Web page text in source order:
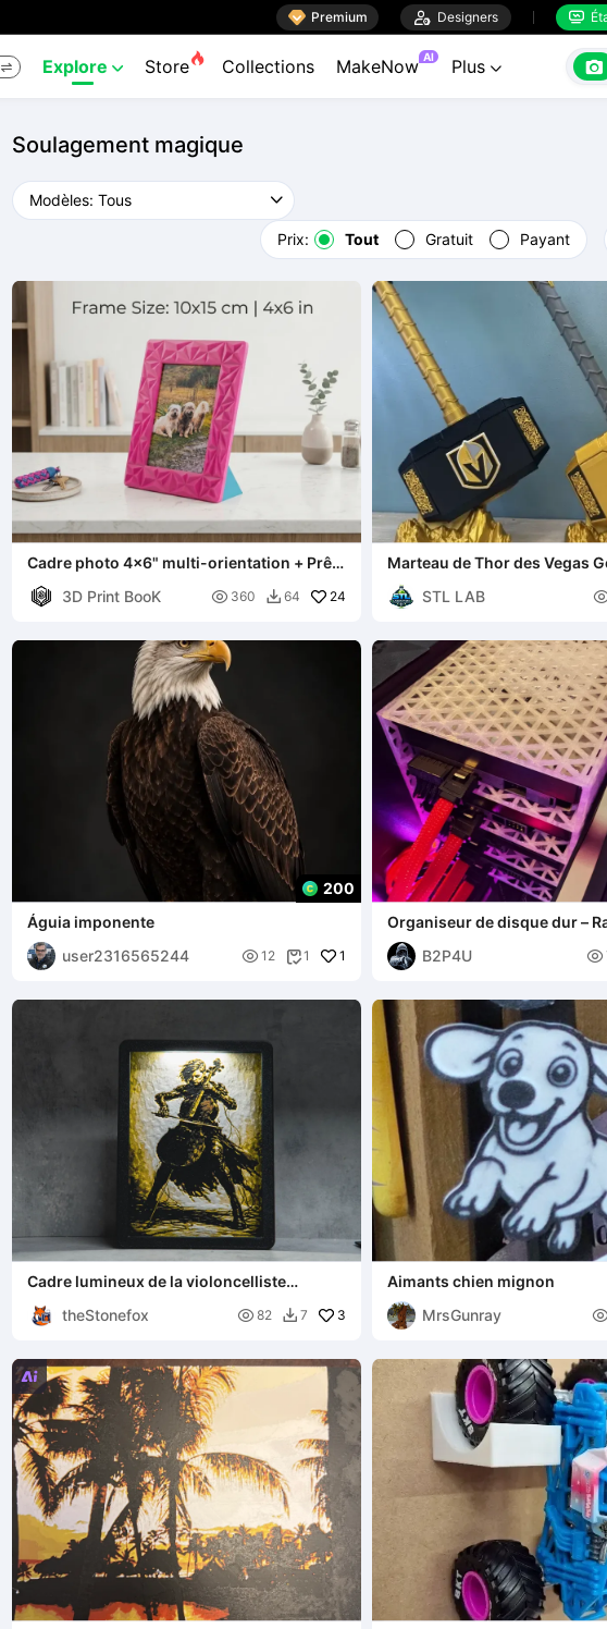
 Premium  Designers 
 Explore  Store Collections MakeNow AI Plus  
Soulagement magique
Prix: Tout Gratuit Payant
Cadre photo 4x6" multi-orientation + Prêt
3D Print BooK
 360  64 24
Marteau de Thor des Vegas
STL LAB
200
Águia imponente
user2316565244
 12 1 1
Organiseur de disque dur –
stockage pour jusqu'à quatre
B2P4U

Cadre lumineux de la violoncelliste
theStonefox
 82  7 3
Aimants chien mignon
MrsGunray

